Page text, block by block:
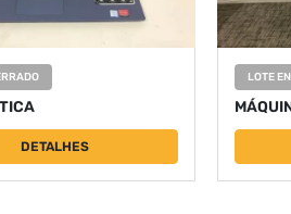
DETALHES
LOTE